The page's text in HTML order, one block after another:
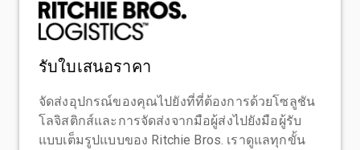
รับใบเสนอราคา
จัดส่งอุปกรณ์ของคุณไปยังที่ที่ต้องการด้วยโซลูชัน
โลจิสติกส์และการจัดส่งจากมือผู้ส่งไปยังมือผู้รับ
แบบเต็มรูปแบบของ Ritchie Bros. เราดูแลทุกขั้น